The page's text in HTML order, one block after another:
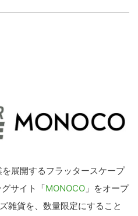
ドウェアからソフトウェアの事業
業に。世界最大IT系メディア（ス
展開するフラッタースケープ
サイト「MONOCO 」をオープ
雑貨を、数量限定にすること